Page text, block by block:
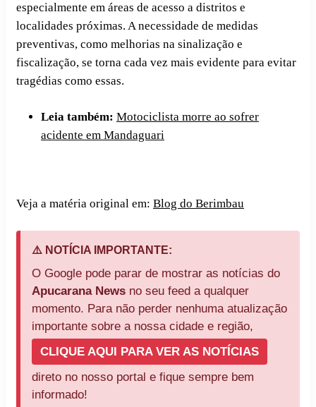
especialmente em áreas de acesso a distritos e
localidades próximas. A necessidade de medidas
preventivas, como melhorias na sinalização e
fiscalização, se torna cada vez mais evidente para evitar
tragédias como essas.
Leia também: Motociclista morre ao sofrer
acidente em Mandaguari
Veja a matéria original em: Blog do Berimbau
⚠️ NOTÍCIA IMPORTANTE:
O Google pode parar de mostrar as notícias do
Apucarana News no seu feed a qualquer
momento. Para não perder nenhuma atualização
importante sobre a nossa cidade e região,
CLIQUE AQUI PARA VER AS NOTÍCIAS
direto no nosso portal e fique sempre bem
informado!